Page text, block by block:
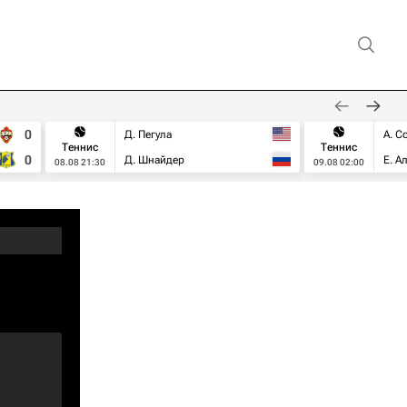
0
0
Теннис
08.08 21:30
Д. Пегула
Д. Шнайдер
Теннис
09.08 02:00
А.
Е.